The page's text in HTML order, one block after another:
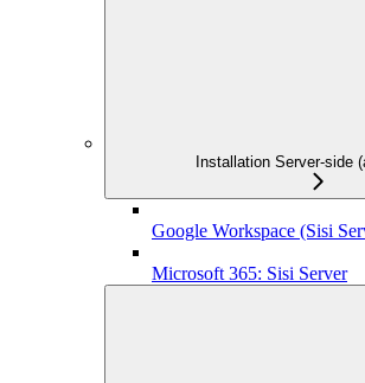
Installation Server-side
Google Workspace (Sisi
Microsoft 365: Sisi Server